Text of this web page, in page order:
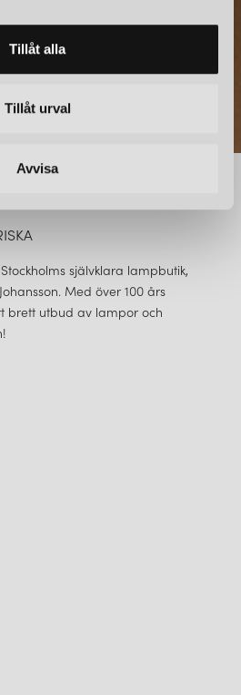
Tillåt alla
Tillåt urval
Avvisa
självklara lampbutik,
Med över 100 års
brett utbud av lampor och